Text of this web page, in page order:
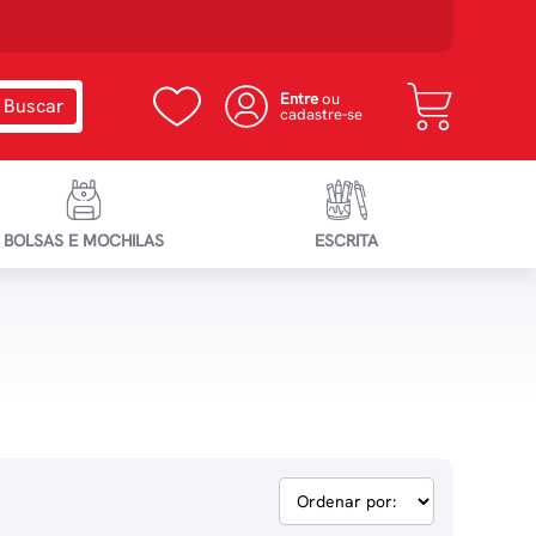
Entreou
cadastre-se
BOLSAS E MOCHILAS ESCRITA